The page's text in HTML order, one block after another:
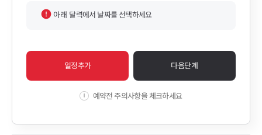
아래 달력에서 날짜를 선택하세요
일정추가 다음단계
예약전 주의사항을 체크하세요